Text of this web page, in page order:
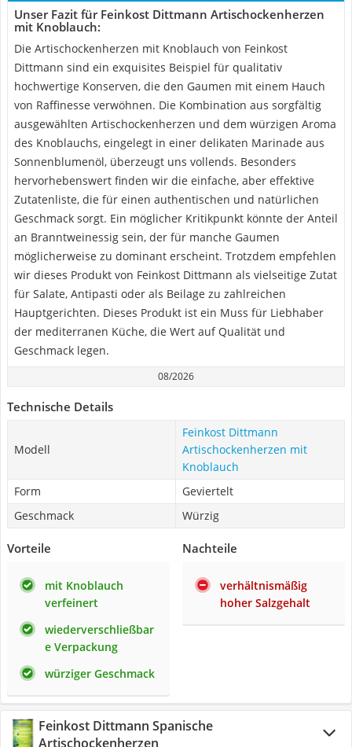
Unser Fazit für Feinkost Dittmann Artischockenherzen
mit Knoblauch:
Die Artischockenherzen mit Knoblauch von Feinkost
Dittmann sind ein exquisites Beispiel für qualitativ
hochwertige Konserven, die den Gaumen mit einem Hauch
von Raffinesse verwöhnen. Die Kombination aus sorgfältig
ausgewählten Artischockenherzen und dem würzigen Aroma
des Knoblauchs, eingelegt in einer delikaten Marinade aus
Sonnenblumenöl, überzeugt uns vollends. Besonders
hervorhebenswert finden wir die einfache, aber effektive
Zutatenliste, die für einen authentischen und natürlichen
Geschmack sorgt. Ein möglicher Kritikpunkt könnte der Anteil
an Branntweinessig sein, der für manche Gaumen
möglicherweise zu dominant erscheint. Trotzdem empfehlen
wir dieses Produkt von Feinkost Dittmann als vielseitige Zutat
für Salate, Antipasti oder als Beilage zu zahlreichen
Hauptgerichten. Dieses Produkt ist ein Muss für Liebhaber
der mediterranen Küche, die Wert auf Qualität und
Geschmack legen.
08/2026
Technische Details
Modell
Feinkost Dittmann
Artischockenherzen mit
Knoblauch
Form
Geviertelt
Geschmack
Würzig
Vorteile
mit Knoblauch
verfeinert
wiederverschließbar
e Verpackung
würziger Geschmack
Nachteile
verhältnismäßig
hoher Salzgehalt
Feinkost Dittmann Spanische
Artischockenherzen